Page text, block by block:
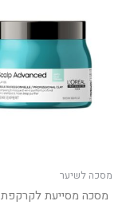
מסכה לשיער
מסכה מסייעת לקרקפת